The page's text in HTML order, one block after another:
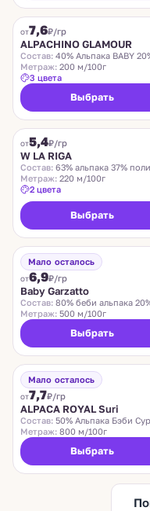
от7,6₽/гр
ALPACHINO GLAMOUR
Состав: 40% Альпака BABY 20% Альпака 40%
Метраж: 200 м/100г
3 цвета
Выбрать
от5,4₽/гр
W LA RIGA
Состав: 63% альпака 37%
Метраж: 220 м/100г
2 цвета
Выбрать
Хит
Мало осталось
от6,9₽/гр
Baby Garzatto
Состав: 80% беби альпака 20%
Метраж: 500 м/100г
Выбрать
Мало осталось
от7,7₽/гр
ALPACA ROYAL Suri
Состав: 50% Альпака Бэби Сури 50% Альпака Роял
Метраж: 800 м/100г
Выбрать